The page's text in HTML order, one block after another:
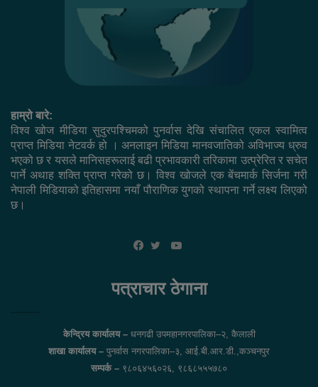
हाम्रो बारे:
विश्व खोज मीडिया सुदुरपश्चिमको पुनर्वास देखि संचालित एकल स्वामित्व
प्राप्त मिडिया नेटवर्क हो । अनलाइन मिडिया मानवजातिको अविभाज्य ध्रुव
भएको छ र यसले मानिसहरूलाई बढी प्रभावकारी तरिकामा उत्प्रेरित र सचेत
पार्ने अथाह शक्ति प्राप्त गरेको छ। विश्व खोजले एक बेंचमार्क सिर्जना गरी
नेपाली मिडियाको इतिहासमा नयाँ पौराणिक युगको स्थापना गर्ने लक्ष्य लिएको
छ।
YouTube
पत्राचार ठेगाना
केन्द्रिय कार्यालय –धनगढी उपमहानगरपालिका–२, कैलाली
शाखा कार्यालय – पुनर्वास नगरपालिका–३, आई.बी.आर.डी.,कञ्चनपुर
सम्पर्क – ९८०६४५६०२६, ९८६८५५५७८०